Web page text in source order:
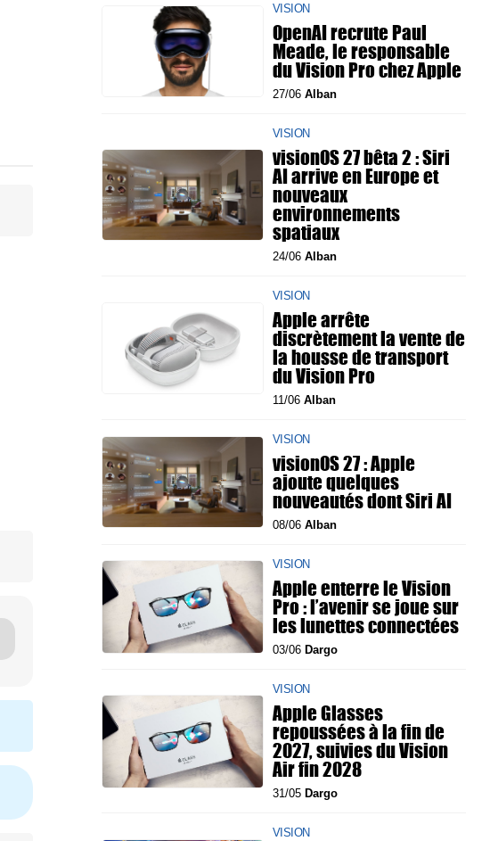
VISION
OpenAI recrute Paul
Meade, le responsable
du Vision Pro chez Apple
27/06 Alban
VISION
visionOS 27 bêta 2 : Siri
AI arrive en Europe et
nouveaux
environnements
spatiaux
24/06 Alban
VISION
Apple arrête
discrètement la vente de
la housse de transport
du Vision Pro
11/06 Alban
VISION
visionOS 27 : Apple
ajoute quelques
nouveautés dont Siri AI
08/06 Alban
VISION
Apple enterre le Vision
Pro : l’avenir se joue sur
les lunettes connectées
03/06 Dargo
VISION
Apple Glasses
repoussées à la fin de
2027, suivies du Vision
Air fin 2028
31/05 Dargo
VISION